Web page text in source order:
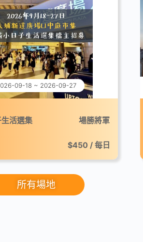
09-18 ~ 2026-09-27
活選集 場勝將軍
$450 / 每日
所有場地